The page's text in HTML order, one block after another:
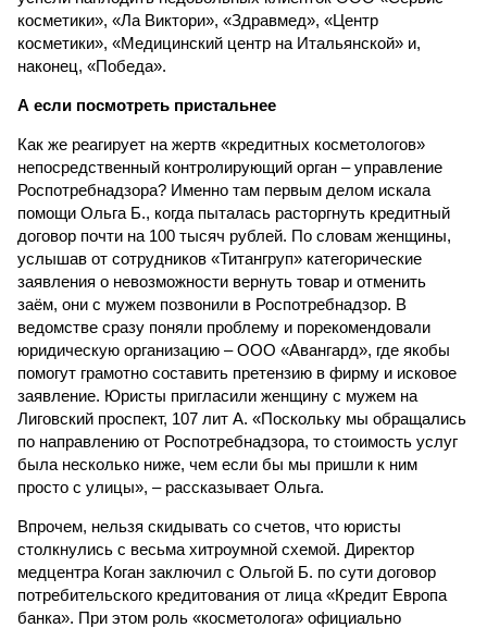
косметики», «Ла Виктори», «Здравмед», «Центр
косметики», «Медицинский центр на Итальянской» и,
наконец, «Победа».
А если посмотреть пристальнее
Как же реагирует на жертв «кредитных косметологов»
непосредственный контролирующий орган – управление
Роспотребнадзора? Именно там первым делом искала
помощи Ольга Б., когда пыталась расторгнуть кредитный
договор почти на 100 тысяч рублей. По словам женщины,
услышав от сотрудников «Титангруп» категорические
заявления о невозможности вернуть товар и отменить
заём, они с мужем позвонили в Роспотребнадзор. В
ведомстве сразу поняли проблему и порекомендовали
юридическую организацию – ООО «Авангард», где якобы
помогут грамотно составить претензию в фирму и исковое
заявление. Юристы пригласили женщину с мужем на
Лиговский проспект, 107 лит А. «Поскольку мы обращались
по направлению от Роспотребнадзора, то стоимость услуг
была несколько ниже, чем если бы мы пришли к ним
просто с улицы», – рассказывает Ольга.
Впрочем, нельзя скидывать со счетов, что юристы
столкнулись с весьма хитроумной схемой. Директор
медцентра Коган заключил с Ольгой Б. по сути договор
потребительского кредитования от лица «Кредит Европа
банка». При этом роль «косметолога» официально